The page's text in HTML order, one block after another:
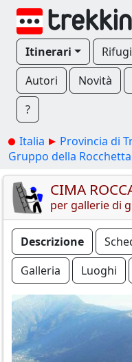
Itinerari Rifugi
Autori
Novità
?
Italia Provincia di
Gruppo della Rocchetta
CIMA
per gallerie di
Descrizione
Galleria
Luoghi